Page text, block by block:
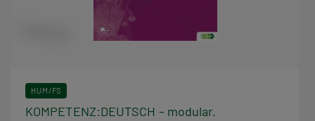
HUM/FS
KOMPETENZ:DEUTSCH – modular.